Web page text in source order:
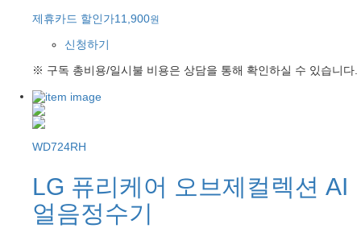
제휴카드 할인가11,900원
신청하기
※ 구독 총비용/일시불 비용은 상담을 통해 확인하실 수 있습니다.
WD724RH
LG 퓨리케어 오브제컬렉션 AI
얼음정수기